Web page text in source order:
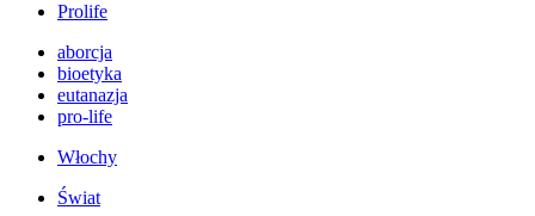
Prolife
aborcja
bioetyka
eutanazja
pro-life
Włochy
Świat